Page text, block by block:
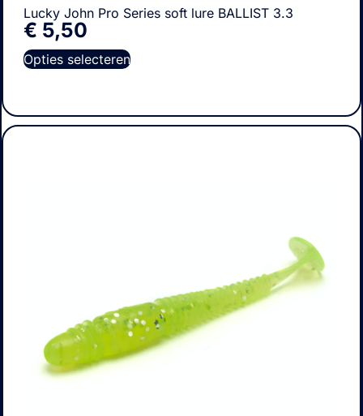
Lucky John Pro Series soft lure BALLIST 3.3
€ 5,50
Opties selecteren